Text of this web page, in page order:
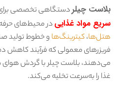
بلاست چیلردستگاهی تخصصی
سریع مواد غذایی در محیط‌های
هتل‌ها،کیترینگ‌هاو خطوط تولید
فریزرهای معمولی که فرآیند کاهش دما
می‌دهند، بلاست چیلر با گردش هوای
غذا را به‌سرعت تخلیه می‌کند.